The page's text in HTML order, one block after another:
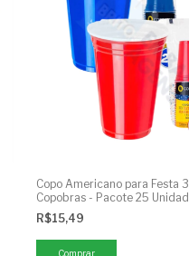
Copo Americano para Festa
Copobras - Pacote 25
R$15,49
Comprar